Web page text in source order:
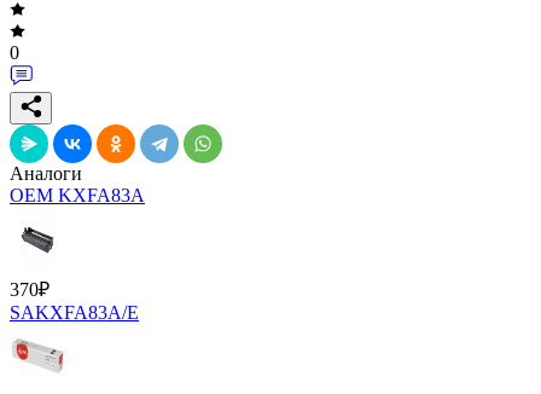
0
Аналоги
OEM KXFA83A
370₽
SAKXFA83A/E